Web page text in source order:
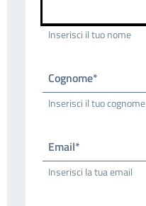
Inserisci il tuo nome
Cognome*
Inserisci il tuo cognome
Email*
Inserisci la tua email